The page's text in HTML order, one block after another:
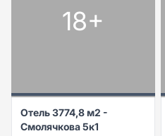
18+
Отель 3774,8 м2 -
Смолячкова 5к1